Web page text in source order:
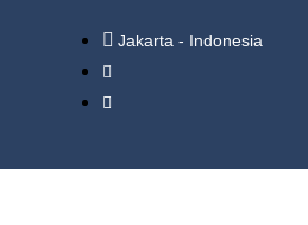
Jakarta - Indonesia